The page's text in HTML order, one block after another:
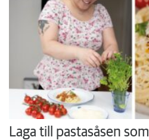
Laga till pastasåsen